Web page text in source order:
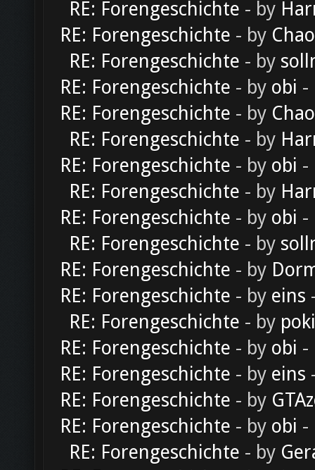
RE: Forengeschichte - by
RE: Forengeschichte - by
RE: Forengeschichte - by
RE: Forengeschichte - by obi -
RE: Forengeschichte - by
RE: Forengeschichte - by
RE: Forengeschichte - by obi -
RE: Forengeschichte - by
RE: Forengeschichte - by obi -
RE: Forengeschichte - by
RE: Forengeschichte - by
RE: Forengeschichte - by eins
RE: Forengeschichte - by
RE: Forengeschichte - by obi -
RE: Forengeschichte - by eins
RE: Forengeschichte - by
RE: Forengeschichte - by obi -
RE: Forengeschichte - by